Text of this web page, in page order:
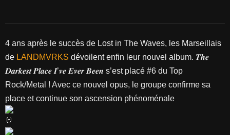
4 ans après le succès de Lost in The Waves, les Marseillais
de LANDMVRKS dévoilent enfin leur nouvel album. 𝑻𝒉𝒆
𝑫𝒂𝒓𝒌𝒆𝒔𝒕 𝑷𝒍𝒂𝒄𝒆 𝑰’𝒗𝒆 𝑬𝒗𝒆𝒓 𝑩𝒆𝒆𝒏 s’est placé #6 du Top
Rock/Metal ! Avec ce nouvel opus, le groupe confirme sa
place et continue son ascension phénoménale